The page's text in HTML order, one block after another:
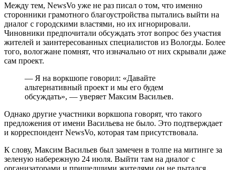
Между тем, NewsVo уже не раз писал о том, что именно
сторонники грамотного благоустройства пытались выйти на
диалог с городскими властями, но их игнорировали.
Чиновники предпочитали обсуждать этот вопрос без участия
жителей и заинтересованных специалистов из Вологды. Более
того, вологжане помнят, что изначально от них скрывали даже
сам проект.
— Я на воркшопе говорил: «Давайте
альтернативный проект и мы его будем
обсуждать», — уверяет Максим Васильев.
Однако другие участники воркшопа говорят, что такого
предложения от имени Васильева не было. Это подтверждает
и корреспондент NewsVo, которая там присутствовала.
К слову, Максим Васильев был замечен в толпе на митинге за
зеленую набережную 24 июля. Выйти там на диалог с
организаторами и пришедшими жителями он не пытался.